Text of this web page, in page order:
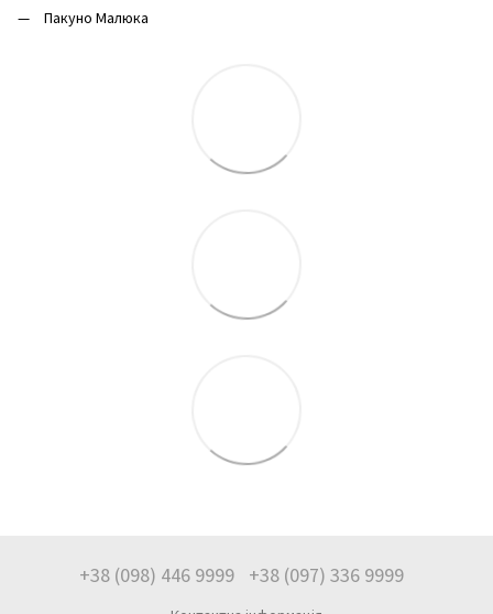
Пакуно Малюка
+38 (098) 446 9999 +38 (097) 336 9999